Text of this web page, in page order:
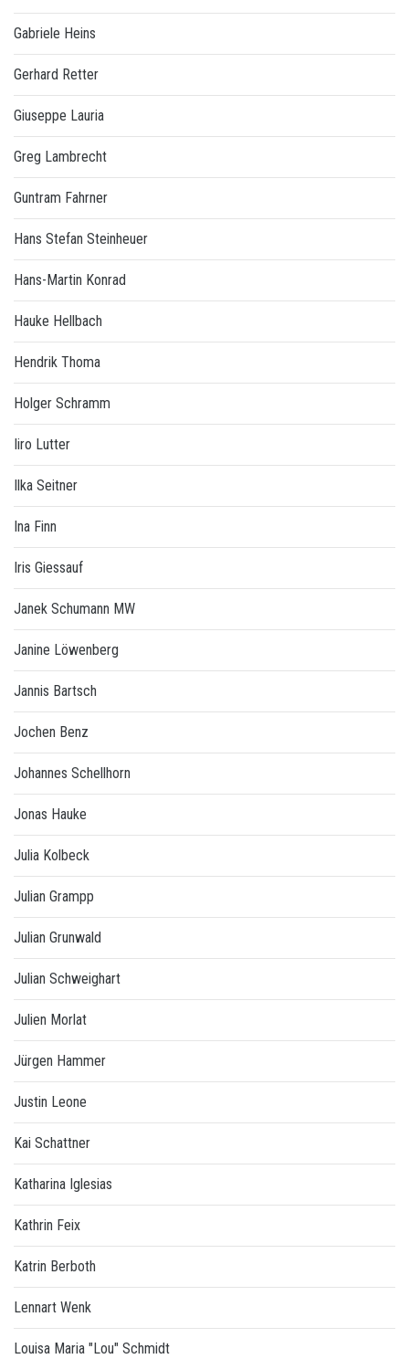
Gabriele Heins
Gerhard Retter
Giuseppe Lauria
Greg Lambrecht
Guntram Fahrner
Hans Stefan Steinheuer
Hans-Martin Konrad
Hauke Hellbach
Hendrik Thoma
Holger Schramm
Iiro Lutter
Ilka Seitner
Ina Finn
Iris Giessauf
Janek Schumann MW
Janine Löwenberg
Jannis Bartsch
Jochen Benz
Johannes Schellhorn
Jonas Hauke
Julia Kolbeck
Julian Grampp
Julian Grunwald
Julian Schweighart
Julien Morlat
Jürgen Hammer
Justin Leone
Kai Schattner
Katharina Iglesias
Kathrin Feix
Katrin Berboth
Lennart Wenk
Louisa Maria "Lou" Schmidt